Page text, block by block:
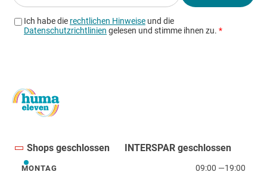
Shops geschlossen INTERSPAR geschlossen
Montag
MONTAG 09:00 —19:00